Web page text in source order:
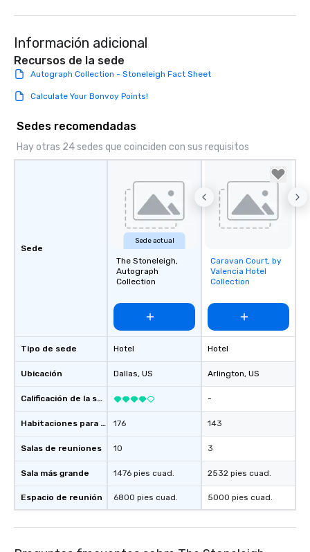
Información adicional
Recursos de la sede
Autograph Collection - Stoneleigh Fact Sheet
Calculate Your Bonvoy Points!
Sedes recomendadas
Hay otras 24 sedes que coinciden con sus requisitos
Sede
Tipo de sede
Ubicación
Calificación de la sede
Habitaciones para huéspedes
Salas de reuniones
Sala más grande
Espacio de reunión
Sede actual
The Stoneleigh,
Autograph
Collection
Hotel
Dallas, US
176
10
1476 pies cuad.
6800 pies cuad.
Removed from
favorites
Caravan Court, by
Valencia Hotel
Collection
Hotel
Arlington, US
-
143
3
2532 pies cuad.
5000 pies cuad.